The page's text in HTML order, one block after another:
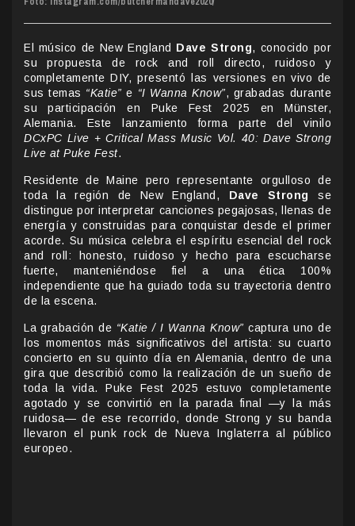
El músico de New England Dave Strong, conocido por
su propuesta de rock and roll directo, ruidoso y
completamente DIY, presentó las versiones en vivo de
sus temas “Katie” e “I Wanna Know”, grabadas durante
su participación en Puke Fest 2025 en Münster,
Alemania. Este lanzamiento forma parte del vinilo
DCxPC Live + Critical Mass Music Vol. 40: Dave Strong
Live at Puke Fest.
Residente de Maine pero representante orgulloso de
toda la región de New England, Dave Strong
se
distingue por interpretar canciones pegajosas, llenas de
energía y construidas para conquistar desde el primer
acorde. Su música celebra el espíritu esencial del rock
and roll: honesto, ruidoso y hecho para escucharse
fuerte, manteniéndose fiel a una ética 100%
independiente que ha guiado toda su trayectoria dentro
de la escena.
La grabación de “Katie / I Wanna Know” captura uno de
los momentos más significativos del artista: su cuarto
concierto en su quinto día en Alemania, dentro de una
gira que describió como la realización de un sueño de
toda la vida. Puke Fest 2025 estuvo completamente
agotado y se convirtió en la parada final —y la más
ruidosa— de ese recorrido, donde Strong y su banda
llevaron el punk rock de Nueva Inglaterra al público
europeo.